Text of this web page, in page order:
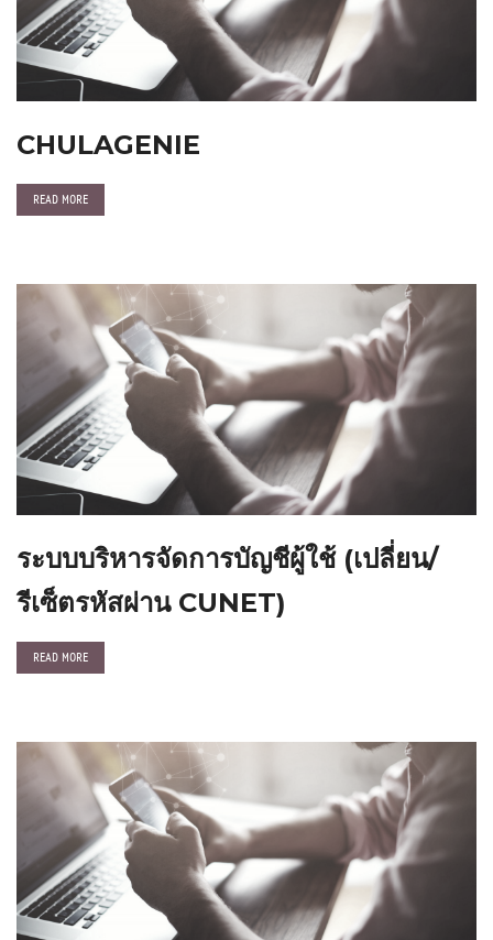
CHULAGENIE
READ MORE
ระบบบริหารจัดการบัญชีผู้ใช้ (เปลี่ยน/
รีเซ็ตรหัสผ่าน CUNET)
READ MORE